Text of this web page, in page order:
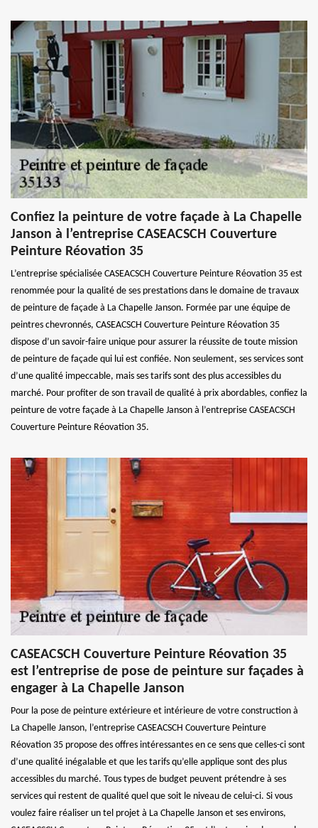
Confiez la peinture de votre façade à La Chapelle
Janson à l’entreprise CASEACSCH Couverture
Peinture Réovation 35
L’entreprise spécialisée CASEACSCH Couverture Peinture Réovation 35 est
renommée pour la qualité de ses prestations dans le domaine de travaux
de peinture de façade à La Chapelle Janson. Formée par une équipe de
peintres chevronnés, CASEACSCH Couverture Peinture Réovation 35
dispose d’un savoir-faire unique pour assurer la réussite de toute mission
de peinture de façade qui lui est confiée. Non seulement, ses services sont
d’une qualité impeccable, mais ses tarifs sont des plus accessibles du
marché. Pour profiter de son travail de qualité à prix abordables, confiez la
peinture de votre façade à La Chapelle Janson à l’entreprise CASEACSCH
Couverture Peinture Réovation 35.
CASEACSCH Couverture Peinture Réovation 35
est l’entreprise de pose de peinture sur façades à
engager à La Chapelle Janson
Pour la pose de peinture extérieure et intérieure de votre construction à
La Chapelle Janson, l’entreprise CASEACSCH Couverture Peinture
Réovation 35 propose des offres intéressantes en ce sens que celles-ci sont
d’une qualité inégalable et que les tarifs qu’elle applique sont des plus
accessibles du marché. Tous types de budget peuvent prétendre à ses
services qui restent de qualité quel que soit le niveau de celui-ci. Si vous
voulez faire réaliser un tel projet à La Chapelle Janson et ses environs,